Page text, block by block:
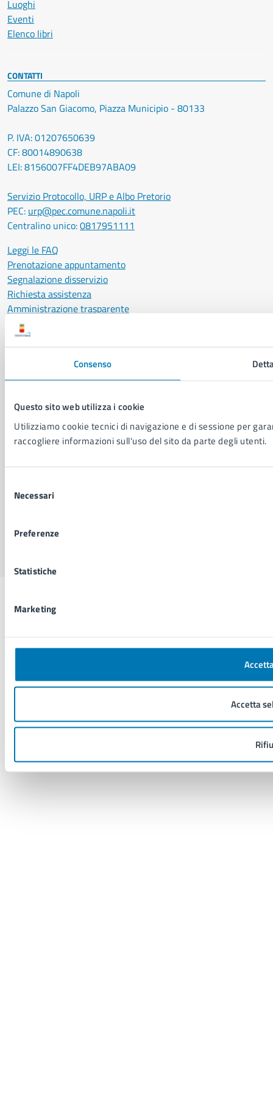
Consenso
Questo sito web utilizza i cookie
Utilizziamo cookie tecnici di navigazione e di sessione per
raccogliere informazioni sull'uso del sito da parte degli utenti.
delNecessari
Preferenze
Statistiche
Marketing
Accetta
Luoghi
Eventi
Elenco libri
CONTATTI
Comune di Napoli
Palazzo San Giacomo, Piazza Municipio - 80133
P. IVA: 01207650639
CF: 80014890638
LEI: 8156007FF4DEB97ABA09
Servizio Protocollo, URP e Albo Pretorio
PEC: urp@pec.comune.napoli.it
Centralino unico:0817951111
Leggi le FAQ
Prenotazione appuntamento
Segnalazione disservizio
Richiesta assistenza
Amministrazione trasparente
Informativa privacy
Cookie Policy
Notifica atti giudiziari
Segnalazione problemi di accessibilità
Piano di miglioramento del sito
Sito di archivio